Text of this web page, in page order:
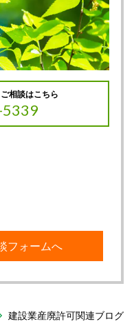
相談はこちら
フォームへ
建設業産廃許可関連ブログ